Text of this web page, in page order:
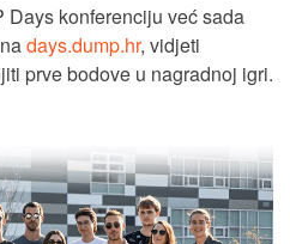
konferenciju već sada
days.dump.hr, vidjeti
prve bodove u nagradnoj igri.